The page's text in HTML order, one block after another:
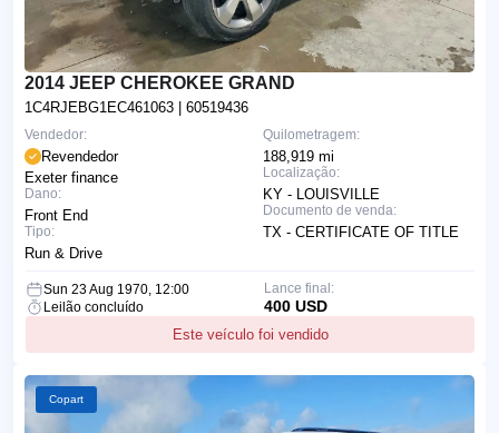
2014 JEEP CHEROKEE GRAND
1C4RJEBG1EC461063 | 60519436
Quilometragem:
188,919 mi
Localização:
KY - LOUISVILLE
Documento de venda:
TX - CERTIFICATE OF TITLE
Vendedor:
Revendedor
Exeter finance
Dano:
Front End
Tipo:
Run & Drive
Sun 23 Aug 1970, 12:00
Leilão concluído
Este veículo foi vendido
Lance final:
400 USD
Copart